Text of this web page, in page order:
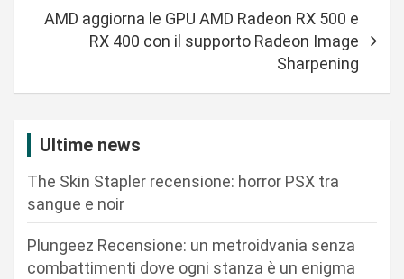
z
AMD aggiorna le GPU AMD Radeon RX 500 e
RX 400 con il supporto Radeon Image
Sharpening
Ultime news
The Skin Stapler recensione: horror PSX tra
sangue e noir
Plungeez Recensione: un metroidvania senza
combattimenti dove ogni stanza è un enigma